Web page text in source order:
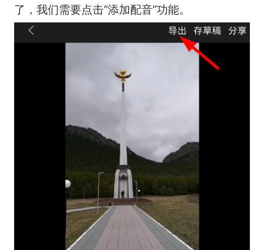
了，我们需要点击“添加配音”功能。